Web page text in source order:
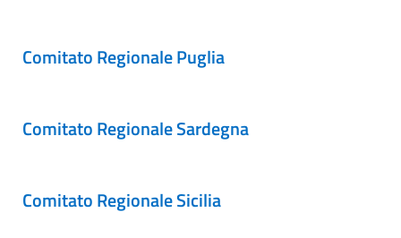
Comitato Regionale Puglia
Comitato Regionale Sardegna
Comitato Regionale Sicilia